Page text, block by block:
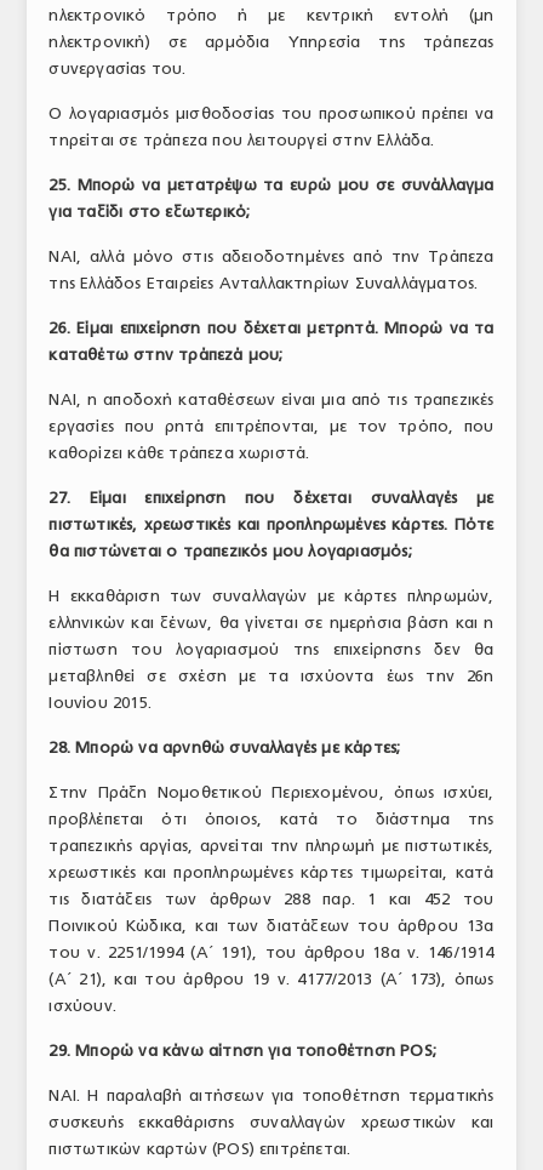
ηλεκτρονικό τρόπο ή με κεντρική εντολή (μη
ηλεκτρονική) σε αρμόδια Υπηρεσία της τράπεζας
συνεργασίας του.
Ο λογαριασμός μισθοδοσίας του προσωπικού πρέπει να
τηρείται σε τράπεζα που λειτουργεί στην Ελλάδα.
25. Μπορώ να μετατρέψω τα ευρώ μου σε συνάλλαγμα
για ταξίδι στο εξωτερικό;
ΝΑΙ, αλλά μόνο στις αδειοδοτημένες από την Τράπεζα
της Ελλάδος Εταιρείες Ανταλλακτηρίων Συναλλάγματος.
26. Είμαι επιχείρηση που δέχεται μετρητά. Μπορώ να τα
καταθέτω στην τράπεζά μου;
ΝΑΙ, η αποδοχή καταθέσεων είναι μια από τις τραπεζικές
εργασίες που ρητά επιτρέπονται, με τον τρόπο, που
καθορίζει κάθε τράπεζα χωριστά.
27. Είμαι επιχείρηση που δέχεται συναλλαγές με
πιστωτικές, χρεωστικές και προπληρωμένες κάρτες. Πότε
θα πιστώνεται ο τραπεζικός μου λογαριασμός;
Η εκκαθάριση των συναλλαγών με κάρτες πληρωμών,
ελληνικών και ξένων, θα γίνεται σε ημερήσια βάση και η
πίστωση του λογαριασμού της επιχείρησης δεν θα
μεταβληθεί σε σχέση με τα ισχύοντα έως την 26η
Ιουνίου 2015.
28. Μπορώ να αρνηθώ συναλλαγές με κάρτες;
Στην Πράξη Νομοθετικού Περιεχομένου, όπως ισχύει,
προβλέπεται ότι όποιος, κατά το διάστημα της
τραπεζικής αργίας, αρνείται την πληρωμή με πιστωτικές,
χρεωστικές και προπληρωμένες κάρτες τιμωρείται, κατά
τις διατάξεις των άρθρων 288 παρ. 1 και 452 του
Ποινικού Κώδικα, και των διατάξεων του άρθρου 13α
του ν. 2251/1994 (Α΄ 191), του άρθρου 18α ν. 146/1914
(Α΄ 21), και του άρθρου 19 ν. 4177/2013 (Α΄ 173), όπως
ισχύουν.
29. Μπορώ να κάνω αίτηση για τοποθέτηση POS;
ΝΑΙ. Η παραλαβή αιτήσεων για τοποθέτηση τερματικής
συσκευής εκκαθάρισης συναλλαγών χρεωστικών και
πιστωτικών καρτών (POS) επιτρέπεται.